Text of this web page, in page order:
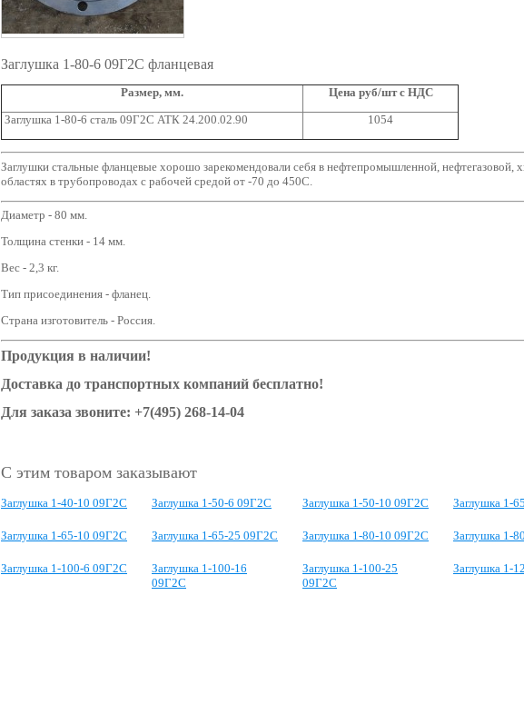
Заглушка 1-80-6 09Г2С фланцевая
Размер, мм.
Цена руб/шт с НДС
Заглушка 1-80-6 сталь 09Г2С АТК 24.200.02.90
1054
Заглушки стальные фланцевые хорошо зарекомендовали себя в нефтепромышленной, нефтегазовой,
областях в трубопроводах с рабочей средой от -70 до 450С.
Диаметр - 80 мм.
Толщина стенки - 14 мм.
Вес - 2,3 кг.
Тип присоединения - фланец.
Страна изготовитель - Россия.
Продукция в наличии!
Доставка до транспортных компаний бесплатно!
Для заказа звоните: +7(495) 268-14-04
С этим товаром заказывают
Заглушка 1-40-10 09Г2С Заглушка 1-50-6 09Г2С Заглушка 1-50-10 09Г2С Заглушка 1-
Заглушка 1-65-10 09Г2С Заглушка 1-65-25 09Г2С Заглушка 1-80-10 09Г2С Заглушка 1-
Заглушка 1-100-6 09Г2С
Заглушка 1-100-16
09Г2С
Заглушка 1-100-25
09Г2С
Заглушка 1-